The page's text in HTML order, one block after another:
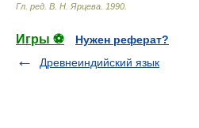
Гл. ред. В. Н. Ярцева 1990
Игры ⚽
Нужен реферат?
Древнеиндийский язык